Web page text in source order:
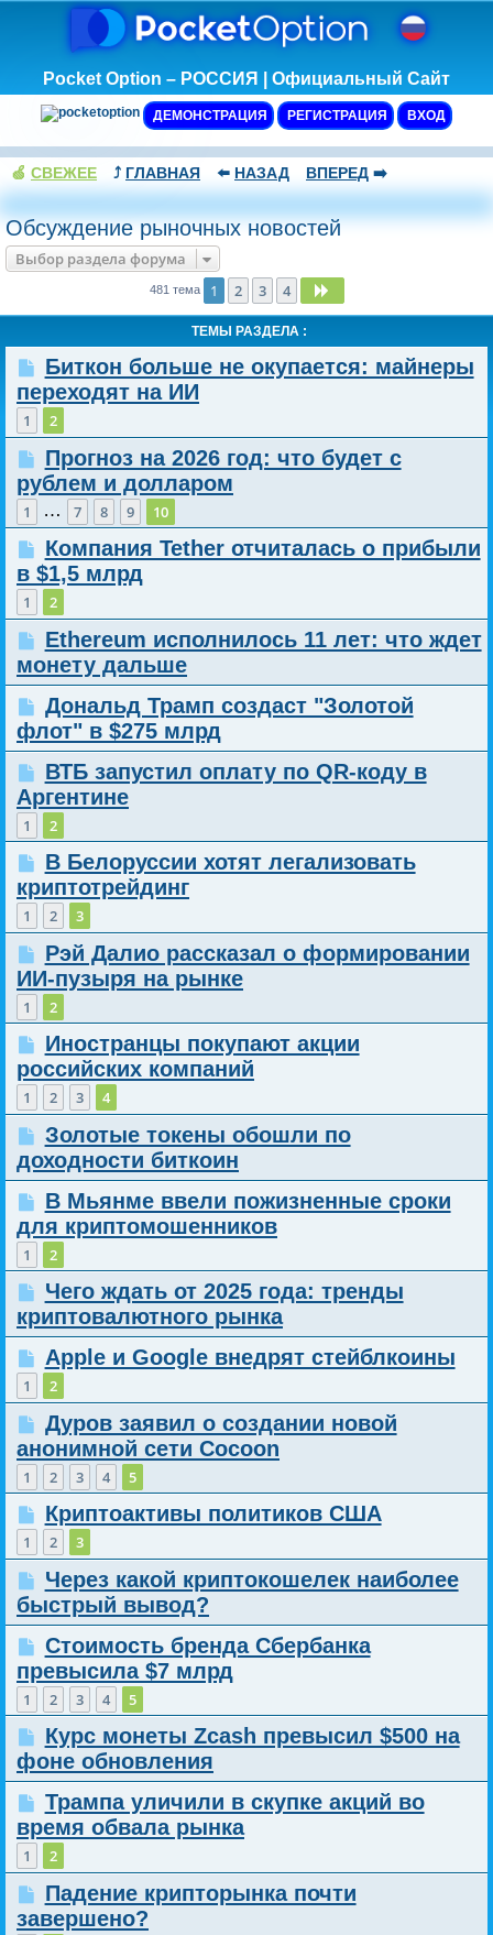
Pocket Option – РОССИЯ | Официальный Сайт
ДЕМОНСТРАЦИЯ РЕГИСТРАЦИЯ ВХОД
🍏 СВЕЖЕЕ ⤴️ ГЛАВНАЯ ⬅️ НАЗАД ВПЕРЕД ➡️
Обсуждение рыночных новостей
Выбор раздела форума
481 тема 1 2 3 4
ТЕМЫ РАЗДЕЛА :
Биткон больше не окупается: майнеры
переходят на ИИ
1 2
Прогноз на 2026 год: что будет с
рублем и долларом
1 … 7 8 9 10
Компания Tether отчиталась о прибыли
в $1,5 млрд
1 2
Ethereum исполнилось 11 лет: что ждет
монету дальше
Дональд Трамп создаст "Золотой
флот" в $275 млрд
ВТБ запустил оплату по QR-коду в
Аргентине
1 2
В Белоруссии хотят легализовать
криптотрейдинг
1 2 3
Рэй Далио рассказал о формировании
ИИ-пузыря на рынке
1 2
Иностранцы покупают акции
российских компаний
1 2 3 4
Золотые токены обошли по
доходности биткоин
В Мьянме ввели пожизненные сроки
для криптомошенников
1 2
Чего ждать от 2025 года: тренды
криптовалютного рынка
Apple и Google внедрят стейблкоины
1 2
Дуров заявил о создании новой
анонимной сети Cocoon
1 2 3 4 5
Криптоактивы политиков США
1 2 3
Через какой криптокошелек наиболее
быстрый вывод?
Стоимость бренда Сбербанка
превысила $7 млрд
1 2 3 4 5
Курс монеты Zcash превысил $500 на
фоне обновления
Трампа уличили в скупке акций во
время обвала рынка
1 2
Падение крипторынка почти
завершено?